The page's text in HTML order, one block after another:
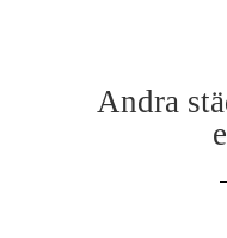
Andra